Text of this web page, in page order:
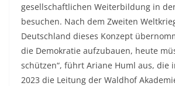
gesellschaftlichen Weiterbildung in
besuchen. Nach dem Zweiten
Deutschland dieses Konzept
die Demokratie aufzubauen, heute
schützen“, führt Ariane Huml aus, die
2023 die Leitung der Waldhof